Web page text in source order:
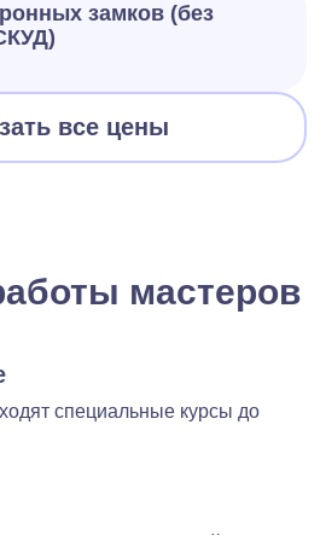
замков (без
все цены
мастеров
специальные курсы до